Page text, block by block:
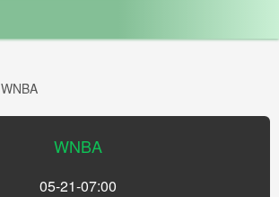
WNBA
WNBA
05-21-07:00